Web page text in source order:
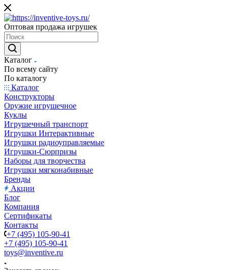
Оптовая продажа игрушек
Каталог
По всему сайту
По каталогу
Каталог
Конструкторы
Оружие игрушечное
Куклы
Игрушечный транспорт
Игрушки Интерактивные
Игрушки радиоуправляемые
Игрушки-Сюрпризы
Наборы для творчества
Игрушки мягконабивные
Бренды
Акции
Блог
Компания
Сертификаты
Контакты
+7 (495) 105-90-41
+7 (495) 105-90-41
toys@inventive.ru